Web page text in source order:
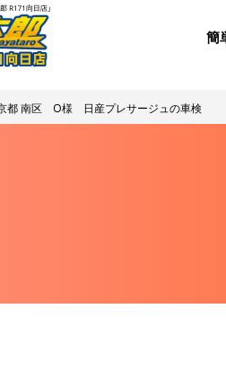
簡
都 南区 O様 日産プレサージュの車検